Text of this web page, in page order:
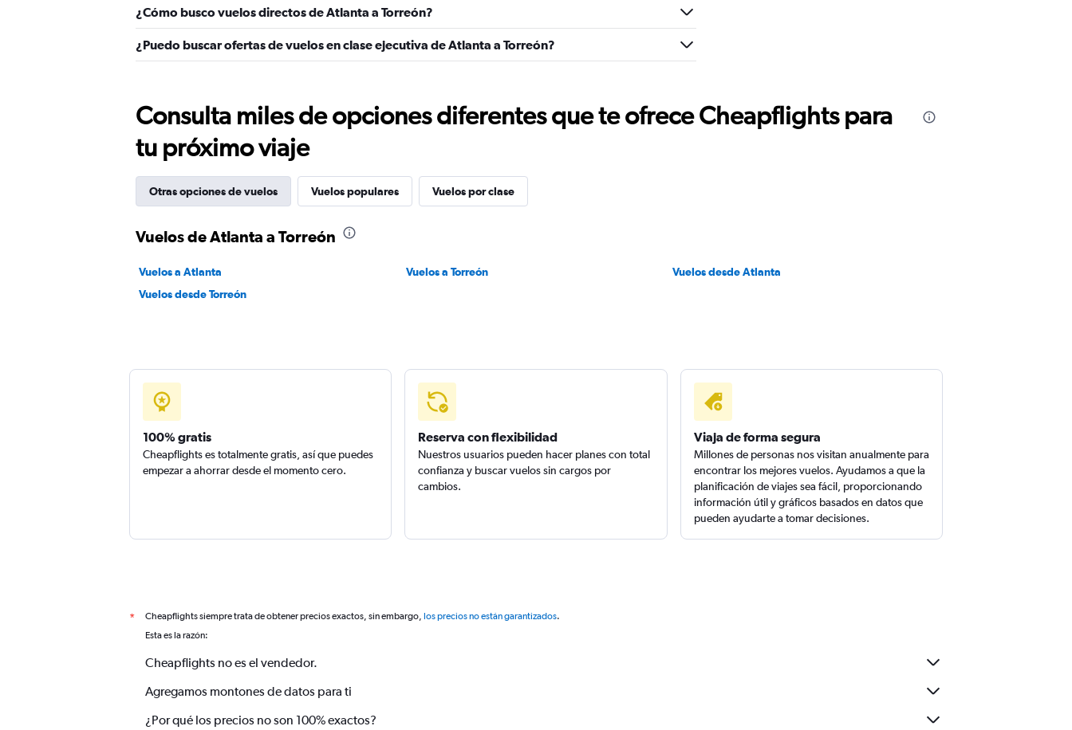
¿Cómo busco vuelos directos de Atlanta a Torreón?
¿Puedo buscar ofertas de vuelos en clase ejecutiva de Atlanta a Torreón?
Consulta miles de opciones diferentes que te ofrece Cheapflights para
tu próximo viaje
Otras opciones de vuelos Vuelos populares Vuelos por clase
Vuelos de Atlanta a Torreón
Vuelos a Atlanta Vuelos a Torreón
Vuelos desde Atlanta
Vuelos desde Torreón
100% gratis
Cheapflights es totalmente gratis, así que puedes
empezar a ahorrar desde el momento cero.
Reserva con flexibilidad
Nuestros usuarios pueden hacer planes con total
confianza y buscar vuelos sin cargos por
cambios.
Viaja de forma segura
Millones de personas nos visitan anualmente para
encontrar los mejores vuelos. Ayudamos a que la
planificación de viajes sea fácil, proporcionando
información útil y gráficos basados en datos que
pueden ayudarte a tomar decisiones.
* Cheapflights siempre trata de obtener precios exactos, sin embargo, los precios no están garantizados.
Esta es la razón:
Cheapflights no es el vendedor.
Agregamos montones de datos para ti
¿Por qué los precios no son 100% exactos?